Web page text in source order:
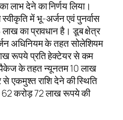
लाभ देने का निर्णय लिया।
में भू-अर्जन एवं पुनर्वास
का प्रावधान है। डूब क्षेत्र
अधिनियम के तहत सोलेशियम
रूपये प्रति हेक्टेयर से कम
पैकेज के तहत न्यूनतम 10 लाख
एकमुश्त राशि देने की स्थिति
62 करोड़ 72 लाख रूपये की